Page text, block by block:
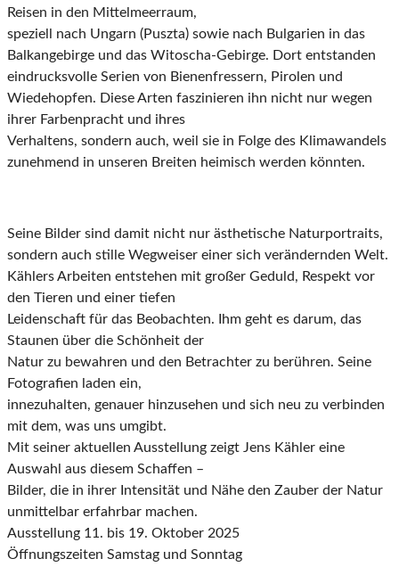
Reisen in den Mittelmeerraum,
speziell nach Ungarn (Puszta) sowie nach Bulgarien in das
Balkangebirge und das Witoscha-Gebirge. Dort entstanden
eindrucksvolle Serien von Bienenfressern, Pirolen und
Wiedehopfen. Diese Arten faszinieren ihn nicht nur wegen
ihrer Farbenpracht und ihres
Verhaltens, sondern auch, weil sie in Folge des Klimawandels
zunehmend in unseren Breiten heimisch werden könnten.
Seine Bilder sind damit nicht nur ästhetische Naturportraits,
sondern auch stille Wegweiser einer sich verändernden Welt.
Kählers Arbeiten entstehen mit großer Geduld, Respekt vor
den Tieren und einer tiefen
Leidenschaft für das Beobachten. Ihm geht es darum, das
Staunen über die Schönheit der
Natur zu bewahren und den Betrachter zu berühren. Seine
Fotografien laden ein,
innezuhalten, genauer hinzusehen und sich neu zu verbinden
mit dem, was uns umgibt.
Mit seiner aktuellen Ausstellung zeigt Jens Kähler eine
Auswahl aus diesem Schaffen –
Bilder, die in ihrer Intensität und Nähe den Zauber der Natur
unmittelbar erfahrbar machen.
Ausstellung 11. bis 19. Oktober 2025
Öffnungszeiten Samstag und Sonntag